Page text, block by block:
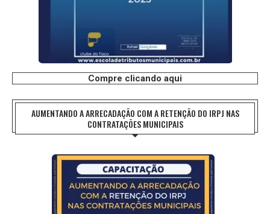
Compre clicando aqui
AUMENTANDO A ARRECADAÇÃO COM A RETENÇÃO DO IRPJ NAS
CONTRATAÇÕES MUNICIPAIS